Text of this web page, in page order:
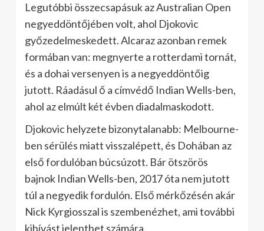
Legutóbbi összecsapásuk az Australian Open
negyeddöntőjében volt, ahol Djokovic
győzedelmeskedett.Alcaraz azonban remek
formában van: megnyerte a rotterdami tornát,
és a dohai versenyen is a negyeddöntőig
jutott. Ráadásul ő a címvédő Indian Wells-ben,
ahol az elmúlt két évben diadalmaskodott.
Djokovic helyzete bizonytalanabb: Melbourne-
ben sérülés miatt visszalépett, és Dohában az
első fordulóban búcsúzott. Bár ötszörös
bajnok Indian Wells-ben, 2017 óta nem jutott
túl a negyedik fordulón. Első mérkőzésén akár
Nick Kyrgiosszal is szembenézhet, ami további
kihívást jelenthet számára.